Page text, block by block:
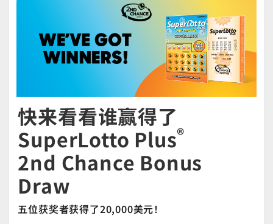
快来看看谁赢得了
SuperLotto Plus®
2nd Chance Bonus
Draw
五位获奖者获得了20,000美元！